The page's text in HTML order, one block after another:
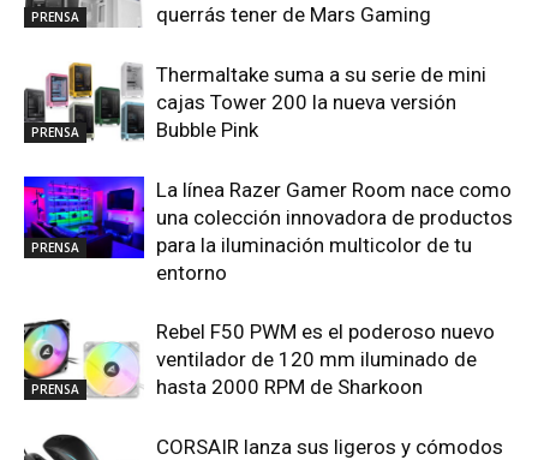
PRENSA
querrás tener de Mars Gaming
PRENSA
Thermaltake suma a su serie de mini
cajas Tower 200 la nueva versión
Bubble Pink
PRENSA
La línea Razer Gamer Room nace como
una colección innovadora de productos
para la iluminación multicolor de tu
entorno
PRENSA
Rebel F50 PWM es el poderoso nuevo
ventilador de 120 mm iluminado de
hasta 2000 RPM de Sharkoon
CORSAIR lanza sus ligeros y cómodos